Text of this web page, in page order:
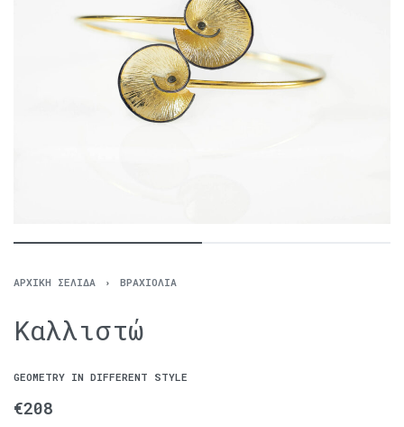
ΑΡΧΙΚΉ ΣΕΛΊΔΑ › ΒΡΑΧΙΌΛΙΑ
Καλλιστώ
GEOMETRY IN DIFFERENT STYLE
€208